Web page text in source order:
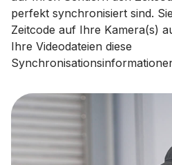
perfekt synchronisiert sind.
Zeitcode auf Ihre Kamera(s)
Ihre Videodateien diese